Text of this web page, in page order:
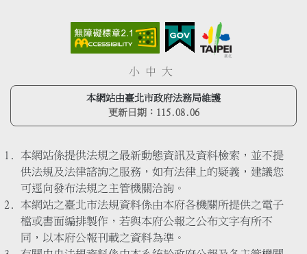
小 中 大
本網站由臺北市政府法務局維護
更新日期： 115.08.06
本網站係提供法規之最新動態資訊及資料檢索，並不提
供法規及法律諮詢之服務，如有法律上的疑義，建議您
可逕向發布法規之主管機關洽詢。
本網站之臺北市法規資料係由本府各機關所提供之電子
檔或書面編排製作，若與本府公報之公布文字有所不
同，以本府公報刊載之資料為準。